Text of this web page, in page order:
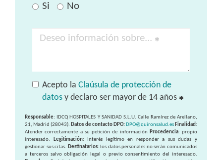
Si
No
Deseo información sobre...
Acepto la Claúsula de protección de
datos y declaro ser mayor de 14 años
Responsable: IDCQ HOSPITALES Y SANIDAD S.L.U. Calle Ramírez de Arellano,
21, Madrid (28043). Datos de contacto DPO: DPO@quironsalud.es Finalidad :
Atender correctamente a su petición de información
Procedencia: propio
interesado.
Legitimación: Interés legítimo en responder a sus dudas y
gestionar sus citas. Destinatarios: los datos personales no serán comunicados
a terceros salvo obligación legal o previo consentimiento del interesado.